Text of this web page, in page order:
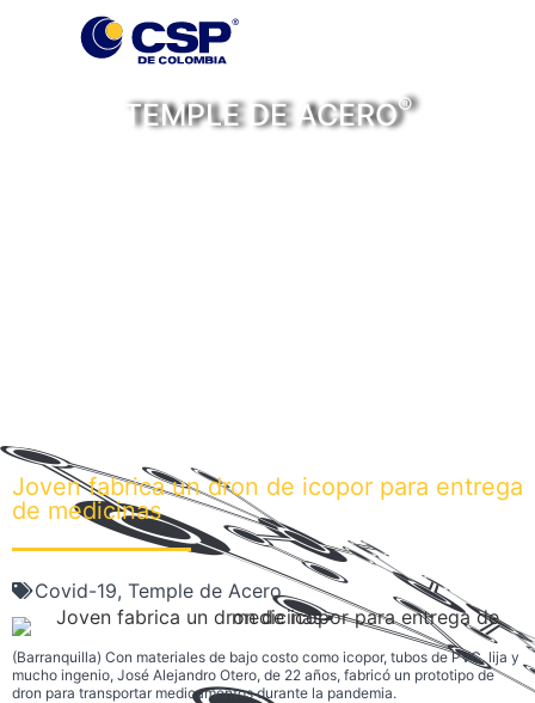
TEMPLE DE ACERO®
Joven fabrica un dron de icopor para entrega
de medicinas
Covid-19, Temple de Acero
(Barranquilla) Con materiales de bajo costo como icopor, tubos de PVC, lija y
mucho ingenio, José Alejandro Otero, de 22 años, fabricó un prototipo de
dron para transportar medicamentos durante la pandemia.